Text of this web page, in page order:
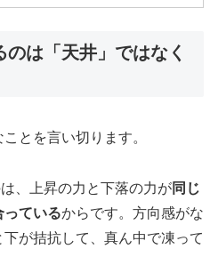
は「天井」ではなく
とを言い切ります。
、上昇の力と下落の力が同じ
っているからです。方向感がな
が拮抗して、真ん中で凍って